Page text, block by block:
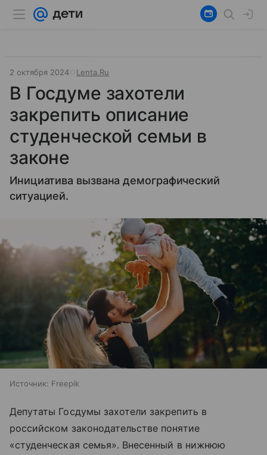
2 октября 2024 Lenta.Ru
В Госдуме захотели
закрепить описание
студенческой семьи в
законе
Инициатива вызвана демографический
ситуацией.
Источник: Freepik
Депутаты Госдумы захотели закрепить в
российском законодательстве понятие
«студенческая семья». Внесенный в нижнюю